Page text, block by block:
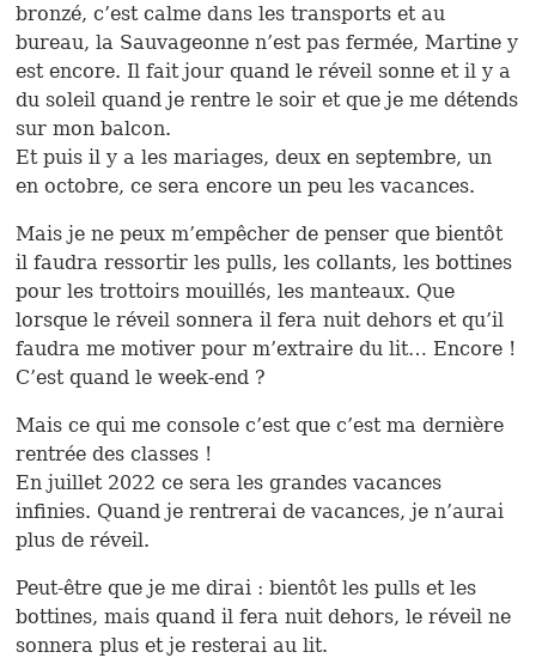
bronzé, c’est calme dans les transports et au
bureau, la Sauvageonne n’est pas fermée, Martine y
est encore. Il fait jour quand le réveil sonne et il y a
du soleil quand je rentre le soir et que je me détends
sur mon balcon.
Et puis il y a les mariages, deux en septembre, un
en octobre, ce sera encore un peu les vacances.
Mais je ne peux m’empêcher de penser que bientôt
il faudra ressortir les pulls, les collants, les bottines
pour les trottoirs mouillés, les manteaux. Que
lorsque le réveil sonnera il fera nuit dehors et qu’il
faudra me motiver pour m’extraire du lit… Encore !
C’est quand le week-end ?
Mais ce qui me console c’est que c’est ma dernière
rentrée des classes !
En juillet 2022 ce sera les grandes vacances
infinies. Quand je rentrerai de vacances, je n’aurai
plus de réveil.
Peut-être que je me dirai : bientôt les pulls et les
bottines, mais quand il fera nuit dehors, le réveil ne
sonnera plus et je resterai au lit.